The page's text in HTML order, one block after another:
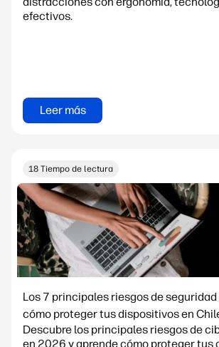
efectivos.
Leer más
18 Tiempo de lectura
Los 7 principales riesgos de
cómo proteger tus dispositivos en
Descubre los principales riesgos de
en 2026 y aprende cómo proteger tus